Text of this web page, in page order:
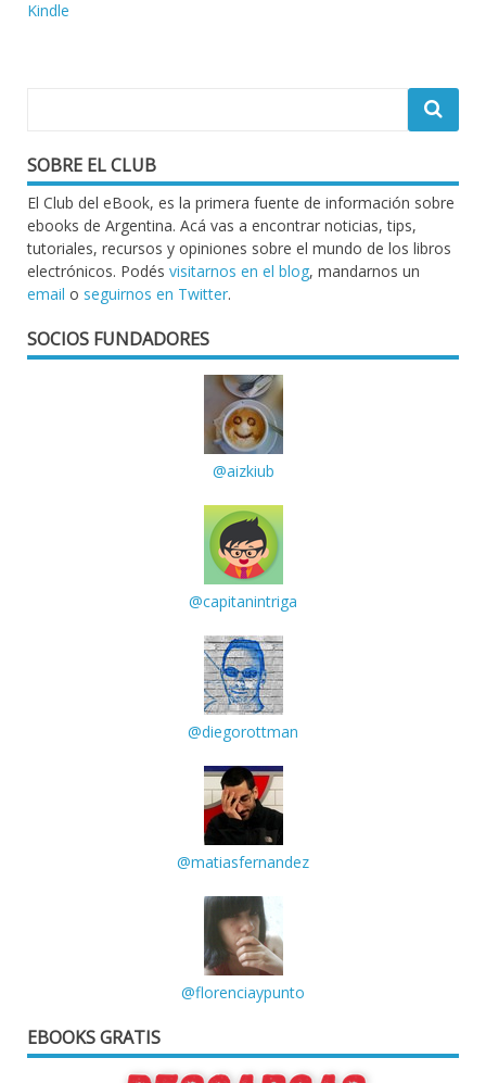
Kindle
SOBRE EL CLUB
El Club del eBook, es la primera fuente de información sobre
ebooks de Argentina. Acá vas a encontrar noticias, tips,
tutoriales, recursos y opiniones sobre el mundo de los libros
electrónicos. Podés visitarnos en el blog, mandarnos un
email o seguirnos en Twitter.
SOCIOS FUNDADORES
@aizkiub
@capitanintriga
@diegorottman
@matiasfernandez
@florenciaypunto
EBOOKS GRATIS